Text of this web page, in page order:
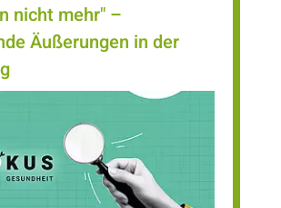
nicht mehr" –
Äußerungen in der